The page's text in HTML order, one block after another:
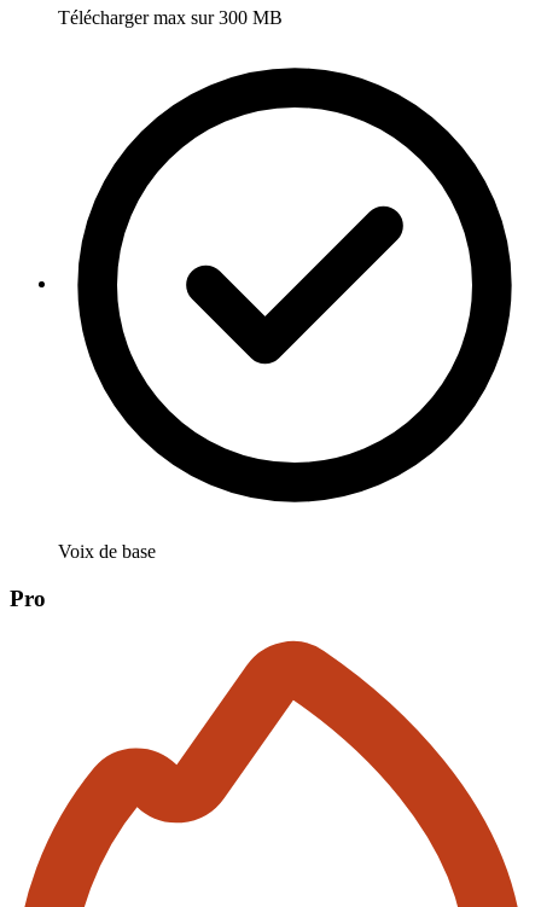
Télécharger max sur 300 MB
Voix de base
Pro